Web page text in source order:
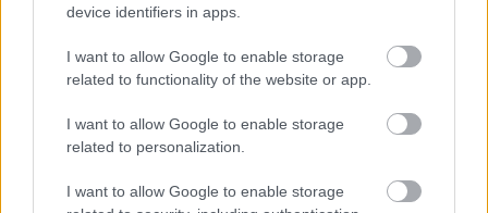
device identifiers in apps.
I want to allow Google to enable storage
related to functionality of the website or app.
I want to allow Google to enable storage
related to personalization.
I want to allow Google to enable storage
egy szóval: szar.
kálmán olga pedig ügyes és profi.
janipapa1
A FIDESZ is nagyjából ez és énnyi, csak ők már több,